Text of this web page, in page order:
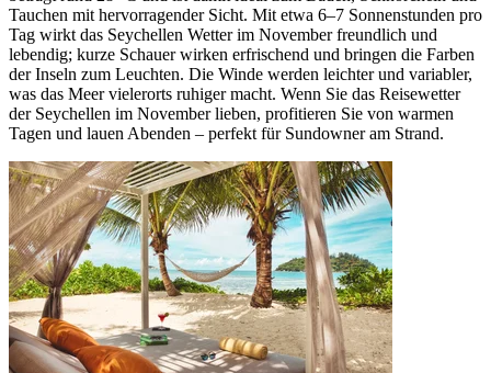
Tauchen mit hervorragender Sicht. Mit etwa 6–7 Sonnenstunden pro
Tag wirkt das Seychellen Wetter im November freundlich und
lebendig; kurze Schauer wirken erfrischend und bringen die Farben
der Inseln zum Leuchten. Die Winde werden leichter und variabler,
was das Meer vielerorts ruhiger macht. Wenn Sie das Reisewetter
der Seychellen im November lieben, profitieren Sie von warmen
Tagen und lauen Abenden – perfekt für Sundowner am Strand.